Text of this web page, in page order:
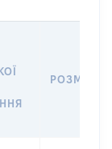
РОЗМІР